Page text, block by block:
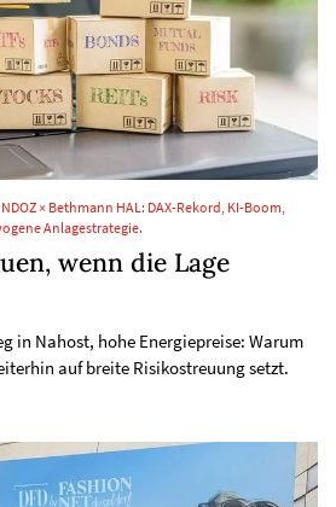
× Bethmann HAL: DAX-Rekord, KI-Boom,
Anlagestrategie.
wenn die Lage
in Nahost, hohe Energiepreise: Warum
auf breite Risikostreuung setzt.